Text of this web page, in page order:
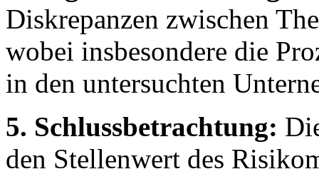
Diskrepanzen zwischen
wobei insbesondere die
in den untersuchten
5. Schlussbetrachtung:
den Stellenwert des